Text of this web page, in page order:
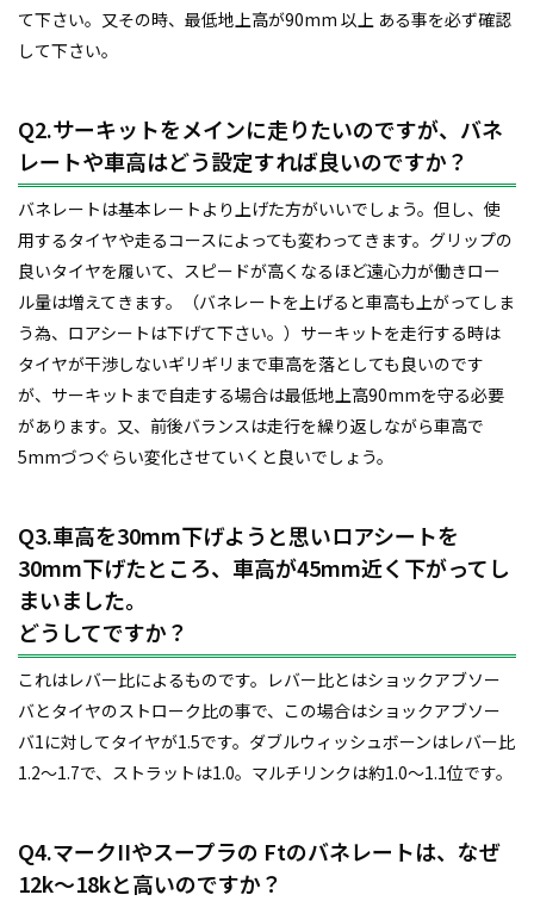
て下さい。又その時、最低地上高が90mm 以上 ある事を必ず確認
して下さい。
Q2.サーキットをメインに走りたいのですが、バネ
レートや車高はどう設定すれば良いのですか？
バネレートは基本レートより上げた方がいいでしょう。但し、使
用するタイヤや走るコースによっても変わってきます。グリップの
良いタイヤを履いて、スピードが高くなるほど遠心力が働きロー
ル量は増えてきます。（バネレートを上げると車高も上がってしま
う為、ロアシートは下げて下さい。）サーキットを走行する時は
タイヤが干渉しないギリギリまで車高を落としても良いのです
が、サーキットまで自走する場合は最低地上高90mmを守る必要
があります。又、前後バランスは走行を繰り返しながら車高で
5mmづつぐらい変化させていくと良いでしょう。
Q3.車高を30mm下げようと思いロアシートを
30mm下げたところ、車高が45mm近く下がってし
まいました。
どうしてですか？
これはレバー比によるものです。レバー比とはショックアブソー
バとタイヤのストローク比の事で、この場合はショックアブソー
バ1に対してタイヤが1.5です。ダブルウィッシュボーンはレバー比
1.2～1.7で、ストラットは1.0。マルチリンクは約1.0～1.1位です。
Q4.マークIIやスープラの Ftのバネレートは、なぜ
12k～18kと高いのですか？